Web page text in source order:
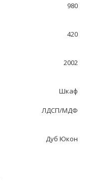
980
420
2002
Шкаф
ЛДСП/МДФ
Дуб Юкон